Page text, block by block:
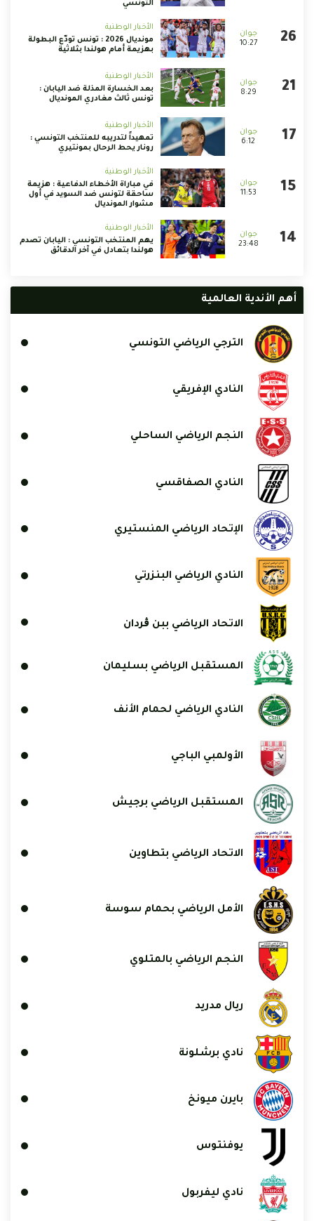
التونسي
10:27
الأخبار الوطنية
مونديال 2026 : تونس تودّع البطولة
بهزيمة أمام هولندا بثلاثية
8:29
الأخبار الوطنية
بعد الخسارة المذلة ضد اليابان :
تونس ثالث مغادري المونديال
6:12
الأخبار الوطنية
تمهيداً لتدريبه للمنتخب التونسي :
رونار يحط الرحال بمونتيري
11:53
الأخبار الوطنية
في مباراة الأخطاء الدفاعية : هزيمة
ساحقة لتونس ضد السويد في أول
مشوار المونديال
23:48
الأخبار الوطنية
يهم المنتخب التونسي : اليابان تصدم
هولندا بتعادل في آخر الدقائق
أهم الأندية العالمية
الترجي الرياضي التونسي
النادي الإفريقي
النجم الرياضي الساحلي
النادي الصفاقسي
الإتحاد الرياضي المنستيري
النادي الرياضي البنزرتي
الاتحاد الرياضي ببن ڨردان
المستقبل الرياضي بسليمان
النادي الرياضي لحمام الأنف
الأولمبي الباجي
المستقبل الرياضي برجيش
الاتحاد الرياضي بتطاوين
الأمل الرياضي بحمام سوسة
النجم الرياضي بالمتلوي
ريال مدريد
نادي برشلونة
بايرن ميونخ
يوفنتوس
نادي ليفربول